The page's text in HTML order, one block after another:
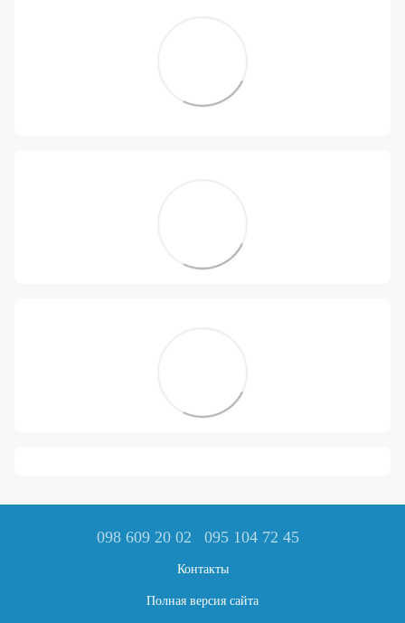
098 609 20 02 095 104 72 45
Контакты
Полная версия сайта